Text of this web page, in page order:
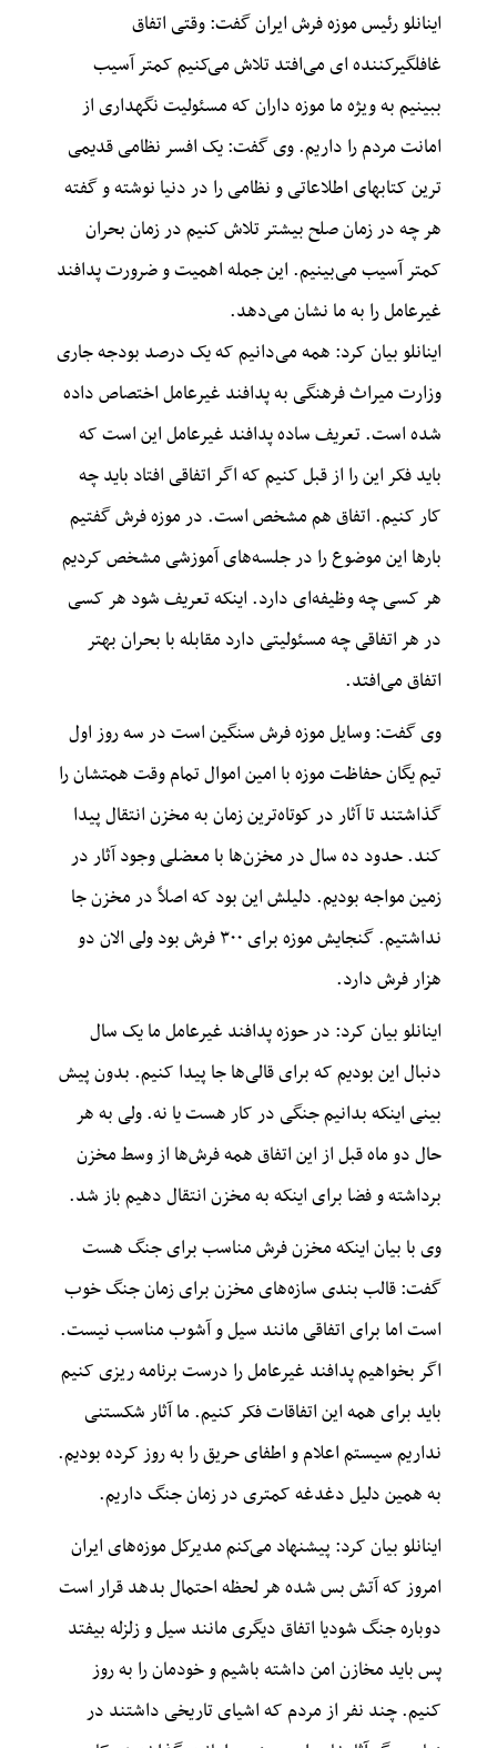
اینانلو رئیس موزه فرش ایران گفت: وقتی اتفاق
غافلگیرکنندهایمی‌افتد تلاش می‌کنیم کمتر آسیب
ببینیم به ویژه ما موزه داران که مسئولیت نگهداری از
امانت مردم را داریم.وی گفت: یک افسر نظامی قدیمی
ترینکتابهایاطلاعاتی و نظامی را در دنیا نوشته و گفته
هر چه در زمان صلح بیشتر تلاش کنیم در زمان بحران
کمتر آسیب می‌بینیم. این جمله اهمیت و ضرورت پدافند
غیرعامل را به ما نشان می‌دهد.
اینانلو بیان کرد: همه می‌دانیم که یک درصد بودجه جاری
وزارت میراث فرهنگی به پدافند غیرعامل اختصاص داده
شده است. تعریف ساده پدافند غیرعامل این است که
باید فکر این را از قبل کنیم که اگر اتفاقی افتاد باید چه
کار کنیم. اتفاق هم مشخص است. در موزه فرش گفتیم
بارها این موضوع را در جلسه‌های آموزشی مشخص کردیم
هر کسی چه وظیفه‌ای دارد. اینکه تعریف شود هر کسی
در هر اتفاقی چه مسئولیتی دارد مقابله با بحران بهتر
اتفاق می‌افتد.
وی گفت: وسایل موزه فرش سنگین است در سه روز اول
تیم یگان حفاظت موزه با امین اموال تمام وقت همتشان را
گذاشتند تا آثار در کوتاه‌ترین زمان به مخزن انتقال پیدا
کند. حدود ده سال در مخزن‌ها با معضلی وجود آثار در
زمین مواجه بودیم. دلیلش این بود که اصلاً در مخزن جا
نداشتیم. گنجایش موزه برای ۳۰۰ فرش بود ولی الان دو
هزار فرش دارد.
اینانلو بیان کرد: در حوزه پدافند غیرعامل ما یک سال
دنبال این بودیم که برای قالی‌ها جا پیدا کنیم. بدون پیش
بینی اینکه بدانیم جنگی در کار هست یا نه. ولی به هر
حال دو ماه قبل از این اتفاق همه فرش‌ها از وسط مخزن
برداشته و فضا برای اینکه به مخزن انتقال دهیم باز شد.
وی با بیان اینکه مخزن فرش مناسب برای جنگ هست
گفت: قالب بندی سازه‌های مخزن برای زمان جنگ خوب
است اما برای اتفاقی مانند سیل و آشوب مناسب نیست.
اگر بخواهیم پدافند غیرعامل را درست برنامهریزیکنیم
باید برای همه این اتفاقات فکر کنیم. ما آثار شکستنی
نداریم سیستم اعلام و اطفای حریق را به روز کرده بودیم.
به همین دلیل دغدغه کمتری در زمان جنگ داریم.
اینانلو بیان کرد: پیشنهاد می‌کنم مدیرکل موزه‌های ایران
امروز که آتش بس شده هر لحظه احتمال بدهد قرار است
دوباره جنگ شودیا اتفاق دیگری مانند سیل و زلزله بیفتد
پس باید مخازن امن داشته باشیم و خودمان را به روز
کنیم. چند نفر از مردم که اشیای تاریخی داشتند در